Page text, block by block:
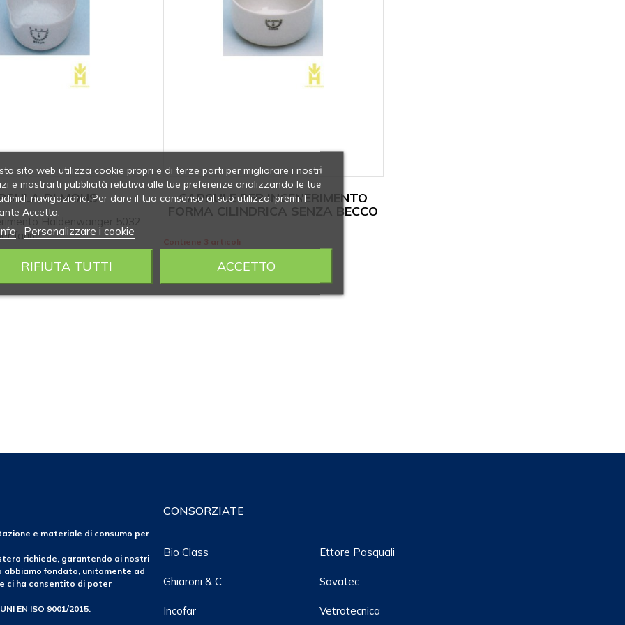
DI MOHS
Haldenwanger 5032
farine
: 56 x 23
CAPSULE PER INCENERIMENTO
FORMA CILINDRICA SENZA BECCO
Contiene 3 articoli
e materiale di consumo per
richiede, garantendo ai nostri
fondato, unitamente ad
ci ha consentito di poter
EN ISO 9001/2015.
CONSORZIATE
Bio Class
Ghiaroni & C
Incofar
Ettore Pasquali
Savatec
Vetrotecnica
sito web utilizza cookie propri e di terze parti per migliorare i nostri
e mostrarti pubblicità relativa alle tue preferenze analizzando le tue
navigazione. Per dare il tuo consenso al suo utilizzo, premi il
Accetta.
Personalizzare i cookie
RIFIUTA TUTTI ACCETTO